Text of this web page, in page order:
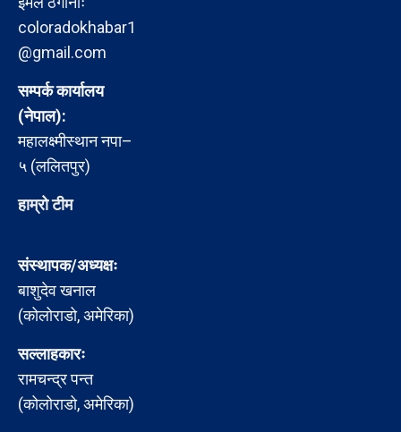
coloradokhabar1
@gmail.com
सम्पर्क कार्यालय
(नेपाल):
महालक्ष्मीस्थान नपा–
५ (ललितपुर)
हाम्रो टीम
संस्थापक/अध्यक्षः
बाशुदेव खनाल
(कोलोराडो, अमेरिका)
सल्लाहकारः
रामचन्द्र पन्त
(कोलोराडो, अमेरिका)